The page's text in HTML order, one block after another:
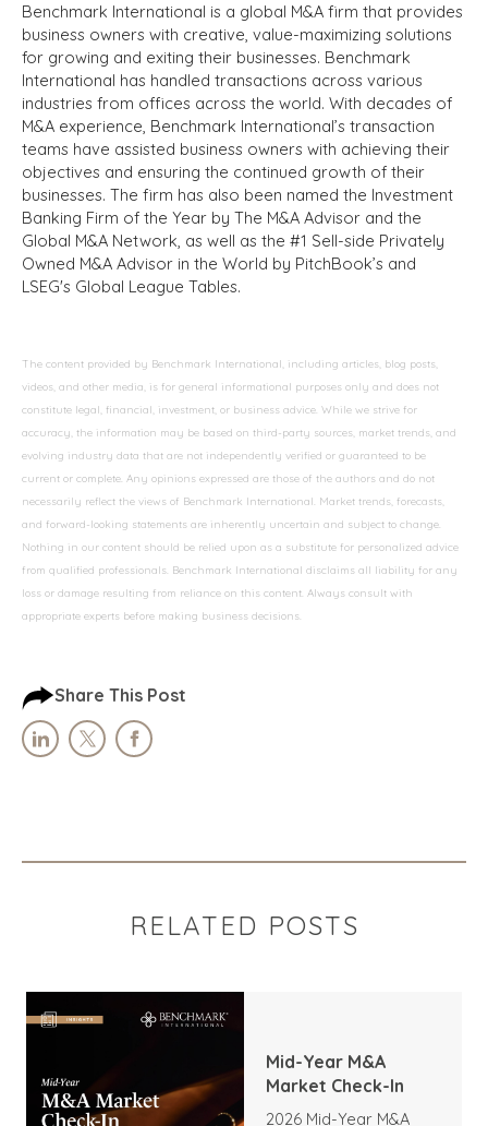
Benchmark International is a global M&A firm that provides
business owners with creative, value-maximizing solutions
for growing and exiting their businesses. Benchmark
International has handled transactions across various
industries from offices across the world. With decades of
M&A experience, Benchmark International’s transaction
teams have assisted business owners with achieving their
objectives and ensuring the continued growth of their
businesses. The firm has also been named the Investment
Banking Firm of the Year by The M&A Advisor and the
Global M&A Network, as well as the #1 Sell-side Privately
Owned M&A Advisor in the World by PitchBook’s and
LSEG's Global League Tables.
The content provided by Benchmark International, including articles, blog posts,
videos, and other media, is for general informational purposes only and does not
constitute legal, financial, investment, or business advice. While we strive for
accuracy, the information may be based on third-party sources, market trends, and
evolving industry data that are not independently verified or guaranteed to be
current or complete. Any opinions expressed are those of the authors and do not
necessarily reflect the views of Benchmark International. Market trends, forecasts,
and forward-looking statements are inherently uncertain and subject to change.
Nothing in our content should be relied upon as a substitute for personalized advice
from qualified professionals. Benchmark International disclaims all liability for any
loss or damage resulting from reliance on this content. Always consult with
appropriate experts before making business decisions.
Share This Post
RELATED POSTS
Mid-Year M&A
Market Check-In
2026 Mid-Year M&A